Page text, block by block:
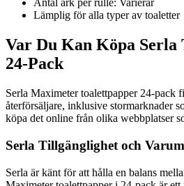
Antal ark per rulle: Varierar
Lämplig för alla typer av toaletter
Var Du Kan Köpa Serla
24-Pack
Serla Maximeter toalettpapper 24-pack
återförsäljare, inklusive stormarknader
köpa det online från olika webbplatser
Serla Tillgänglighet och
Serla är känt för att hålla en balans